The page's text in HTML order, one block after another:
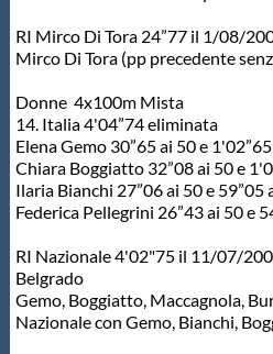
RI Mirco Di Tora 24”77 il 1/08/
Mirco Di Tora (pp precedente
Donne 4x100m Mista
14. Italia 4'04”74 eliminata
Elena Gemo 30”65 ai 50 e
Chiara Boggiatto 32”08 ai 50 e
Ilaria Bianchi 27”06 ai 50 e 59”05
Federica Pellegrini 26”43 ai 50 e
RI Nazionale 4'02"75 il 11/07/
Belgrado
Gemo, Boggiatto, Maccagnola,
Nazionale con Gemo, Bianchi,